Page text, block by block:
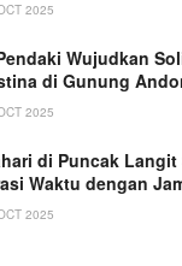
2025
Wujudkan
di Gunung
2025
di Puncak
Waktu dengan
2025